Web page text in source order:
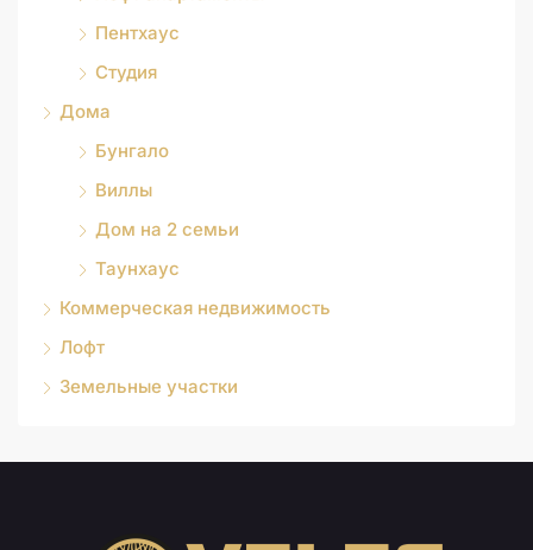
Пентхаус
Студия
Дома
Бунгало
Виллы
Дом на 2 семьи
Таунхаус
Коммерческая недвижимость
Лофт
Земельные участки